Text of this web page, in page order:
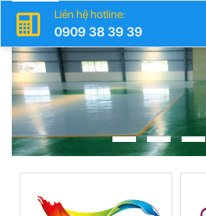
Liên hệ hotline:
0909 38 39 39